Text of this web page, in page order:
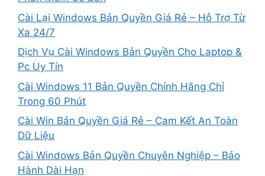
Cài Lại Windows Bản Quyền Giá Rẻ – Hỗ Trợ Từ
Xa 24/7
Dịch Vụ Cài Windows Bản Quyền Cho Laptop &
Pc Uy Tín
Cài Windows 11 Bản Quyền Chính Hãng Chỉ
Trong 60 Phút
Cài Win Bản Quyền Giá Rẻ – Cam Kết An Toàn
Dữ Liệu
Cài Windows Bản Quyền Chuyên Nghiệp – Bảo
Hành Dài Hạn